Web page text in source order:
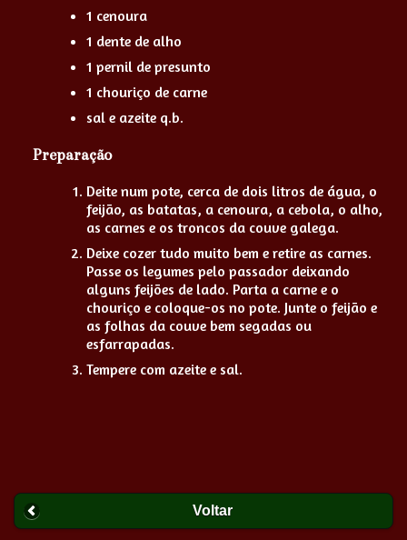
1 cenoura
1 dente de alho
1 pernil de presunto
1 chouriço de carne
sal e azeite q.b.
Preparação
Deite num pote, cerca de dois litros de água, o
feijão, as batatas, a cenoura, a cebola, o alho,
as carnes e os troncos da couve galega.
Deixe cozer tudo muito bem e retire as carnes.
Passe os legumes pelo passador deixando
alguns feijões de lado. Parta a carne e o
chouriço e coloque-os no pote. Junte o feijão e
as folhas da couve bem segadas ou
esfarrapadas.
Tempere com azeite e sal.
Voltar